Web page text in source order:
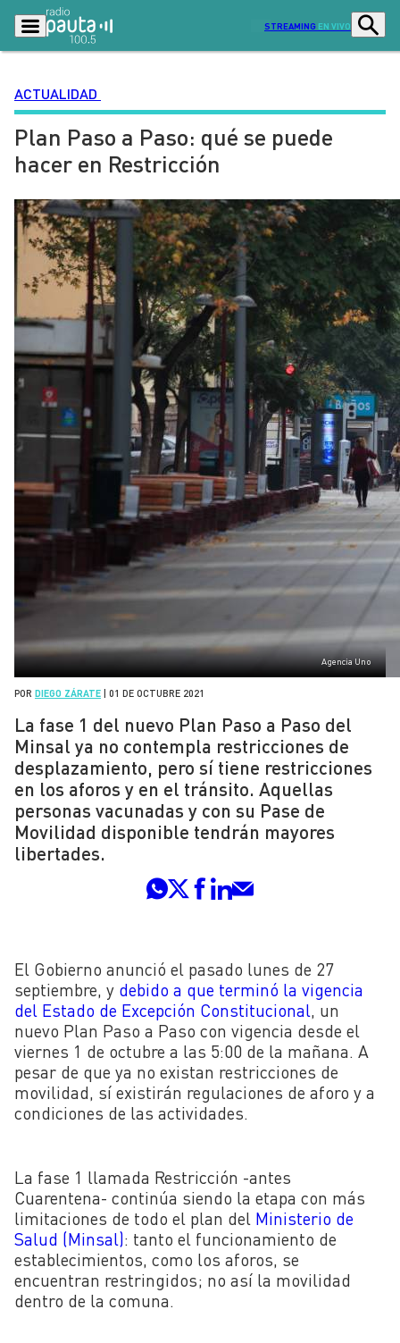
STREAMING EN VIVO
Podcasts Programas
Lo Último
Ciudad Economía
Radio en vivo Sostenibilidad
Tendencias Deportes
Entretención y Cultura Opinión
Dato en Pauta Señal 2
Contenido Patrocinado
ACTUALIDAD
Plan Paso a Paso: qué se puede
hacer en Restricción
Agencia Uno
POR DIEGO ZÁRATE 01 DE OCTUBRE 2021
La fase 1 del nuevo Plan Paso a Paso del
Minsal ya no contempla restricciones de
desplazamiento, pero sí tiene restricciones
en los aforos y en el tránsito. Aquellas
personas vacunadas y con su Pase de
Movilidad disponible tendrán mayores
libertades.
El Gobierno anunció el pasado lunes de 27
septiembre, y debido a que terminó la vigencia
del Estado de Excepción Constitucional , un
nuevo Plan Paso a Paso con vigencia desde el
viernes 1 de octubre a las 5:00 de la mañana. A
pesar de que ya no existan restricciones de
movilidad, sí existirán regulaciones de aforo y a
condiciones de las actividades.
La fase 1 llamada Restricción -antes
Cuarentena- continúa siendo la etapa con más
limitaciones de todo el plan del Ministerio de
Salud (Minsal): tanto el funcionamiento de
establecimientos, como los aforos, se
encuentran restringidos; no así la movilidad
dentro de la comuna.